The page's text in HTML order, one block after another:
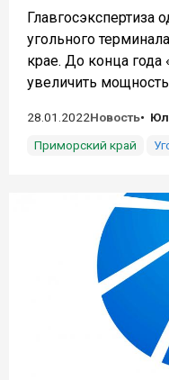
Главгосэкспертиза
угольного
крае. До конца года
увеличить
28.01.2022Новость
Приморский край